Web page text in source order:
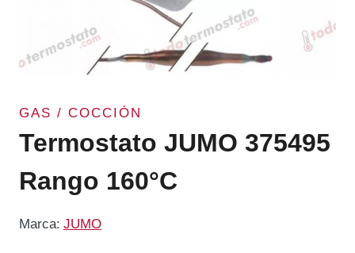
GAS / COCCIÓN
Termostato JUMO 375495
Rango 160°C
Marca: JUMO